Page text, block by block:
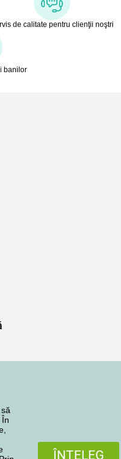
ÎNŢELEG
de calitate pentru clienţii noştri
banilor